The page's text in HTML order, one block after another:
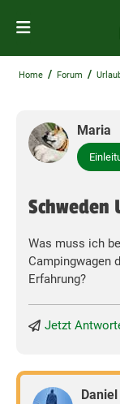
Home / Forum /
Maria
Schweden
Was muss ich
Campingwagen
Erfahrung?
Jetzt
Daniel